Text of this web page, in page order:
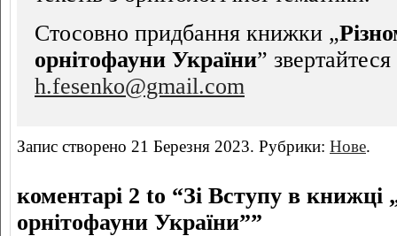
Стосовно придбання книжки „
орнітофауни України”
h.fesenko@gmail.com
Запис створено 21 Березня 2023. Рубрики: Нове.
коментарі 2 to “Зі Вступу в книжці
орнітофауни України””